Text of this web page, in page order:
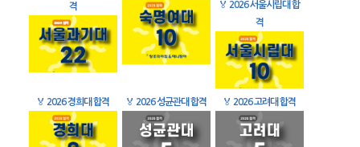
격
🏅 2026 서울시립대 합
격
🏅 2026 경희대 합격 🏅 2026 성균관대 합격 🏅 2026 고려대 합격